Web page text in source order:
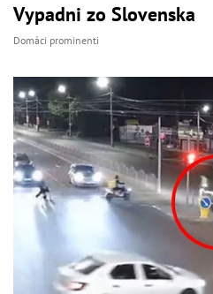
Vypadni zo Slovenska
Domáci prominenti